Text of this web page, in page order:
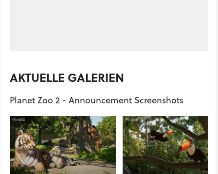
AKTUELLE GALERIEN
Planet Zoo 2 - Announcement Screenshots